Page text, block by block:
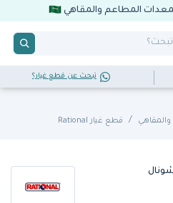
المطاعم والمقاهي
تبحث عن قطع غيار؟
قطع غيار Rational